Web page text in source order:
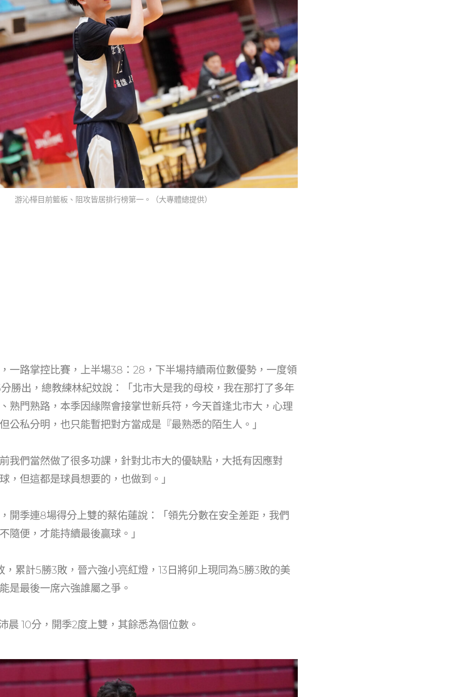
游沁樺目前籃板、阻攻皆居排行榜第一。（大專體總提供）
一路掌控比賽，上半場38：28，下半場持續兩位數優勢，一度領
勝出，總教練林紀妏說：「北市大是我的母校，我在那打了多年
熟門熟路，本季因緣際會接掌世新兵符，今天首逢北市大，心理
公私分明，也只能暫把對方當成是『最熟悉的陌生人。」
我們當然做了很多功課，針對北市大的優缺點，大抵有因應對
，但這都是球員想要的，也做到。」
開季連8場得分上雙的蔡佑蓮說：「領先分數在安全差距，我們
隨便，才能持續最後贏球。」
，累計5勝3敗，晉六強小亮紅燈，13日將卯上現同為5勝3敗的美
是最後一席六強誰屬之爭。
晨 10分，開季2度上雙，其餘悉為個位數。